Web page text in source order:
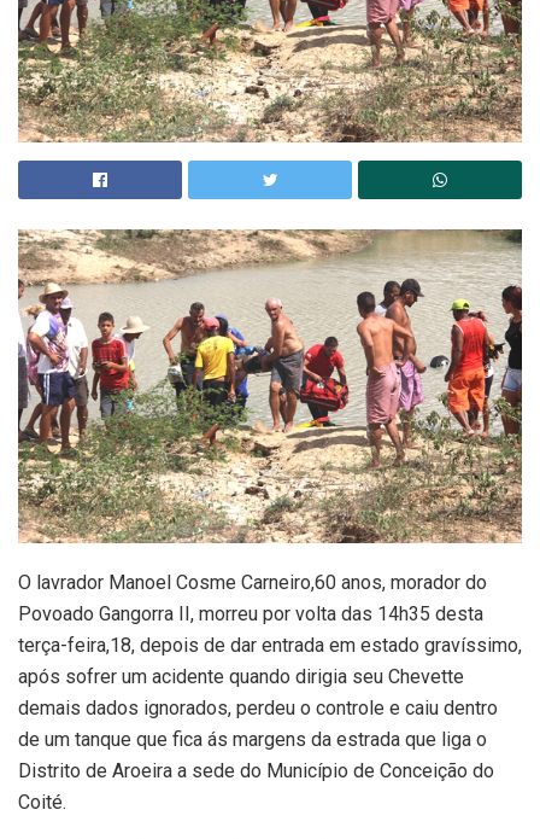
O lavrador Manoel Cosme Carneiro,60 anos, morador do
Povoado Gangorra II, morreu por volta das 14h35 desta
terça-feira,18, depois de dar entrada em estado gravíssimo,
após sofrer um acidente quando dirigia seu Chevette
demais dados ignorados, perdeu o controle e caiu dentro
de um tanque que fica ás margens da estrada que liga o
Distrito de Aroeira a sede do Município de Conceição do
Coité.